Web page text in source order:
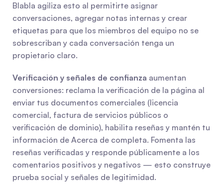
Blabla agiliza esto al permitirte asignar
conversaciones, agregar notas internas y crear
etiquetas para que los miembros del equipo no se
sobrescriban y cada conversación tenga un
propietario claro.
Verificación y señales de confianza aumentan
conversiones: reclama la verificación de la página al
enviar tus documentos comerciales (licencia
comercial, factura de servicios públicos o
verificación de dominio), habilita reseñas y mantén tu
información de Acerca de completa. Fomenta las
reseñas verificadas y responde públicamente a los
comentarios positivos y negativos — esto construye
prueba social y señales de legitimidad.